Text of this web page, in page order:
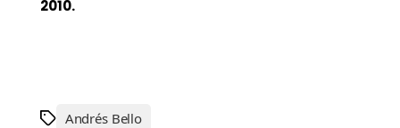
2010.
Andrés Bello